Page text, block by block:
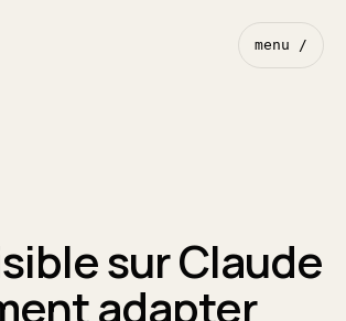
menu /
sur Claude
adapter